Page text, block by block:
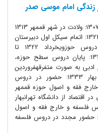
امام موسی صدر
14 خرداد 1307: ولادت در شهر قممهر 1313
تا خرداد 1322: اتمام سیکل اول دبیرستان
مقدمات دروس حوزویخرداد 1322 تا
اسفند 1325: پایان دروس سطح حوزه،
به صورت متفرقهفروردین
1326 تا بهار 1333: حضور در دروس
فقه و اصول حوزه قممهر
در اقتصاد از دانشگاه تهرانبهار
در دروس فلسفه و خارج فقه و اصول
1334 تا مهر 13435: حضور مجدد در دروس فلسفه